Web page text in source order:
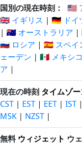
国別の現在時刻： 🇺🇸
🇬🇧 イギリス | 🇩🇪 ドイ
| 🇦🇺 オーストラリア |
🇷🇺 ロシア | 🇪🇸 スペイ
ェーデン | 🇲🇽 メキシコ
ア |
現在の時刻 タイムゾ
CST | EST | EET | IST |
MSK | NZST |
無料 ウィジェット ウ